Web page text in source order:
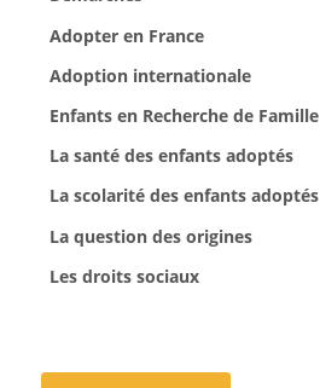
Adopter en France
Adoption internationale
Enfants en Recherche de Famille
La santé des enfants adoptés
La scolarité des enfants adoptés
La question des origines
Les droits sociaux